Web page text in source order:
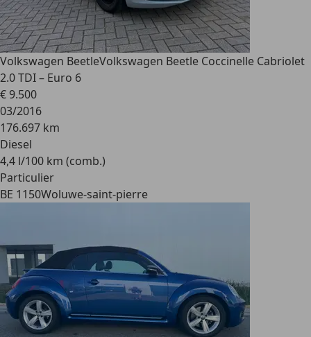
Volkswagen BeetleVolkswagen Beetle Coccinelle Cabriolet
2.0 TDI – Euro 6
€ 9.500
03/2016
176.697 km
Diesel
4,4 l/100 km (comb.)
Particulier
BE 1150Woluwe-saint-pierre